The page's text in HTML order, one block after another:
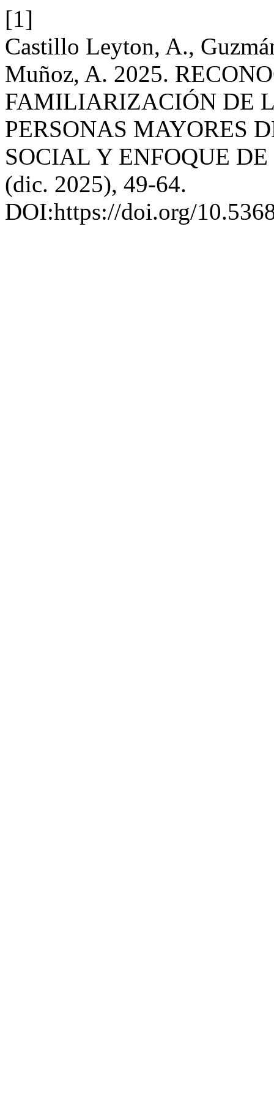
[1]
Castillo Leyton, A.,
Muñoz, A. 2025.
FAMILIARIZACIÓN DE
PERSONAS MAYORES
SOCIAL Y ENFOQUE
(dic. 2025), 49-64.
DOI:https://doi.org/